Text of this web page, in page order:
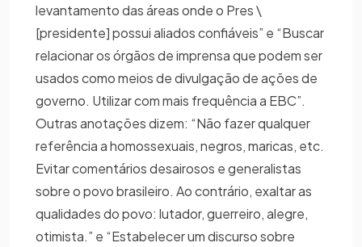
levantamento das áreas onde o Pres \
[presidente] possui aliados confiáveis” e “Buscar
relacionar os órgãos de imprensa que podem ser
usados como meios de divulgação de ações de
governo. Utilizar com mais frequência a EBC”.
Outras anotações dizem: “Não fazer qualquer
referência a homossexuais, negros, maricas, etc.
Evitar comentários desairosos e generalistas
sobre o povo brasileiro. Ao contrário, exaltar as
qualidades do povo: lutador, guerreiro, alegre,
otimista.” e “Estabelecer um discurso sobre